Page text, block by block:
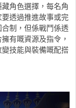
角色選擇，每名角
透過推進故事或完
制，但係戰鬥係透
有嘅資源及指令，
技能與裝備嘅配搭